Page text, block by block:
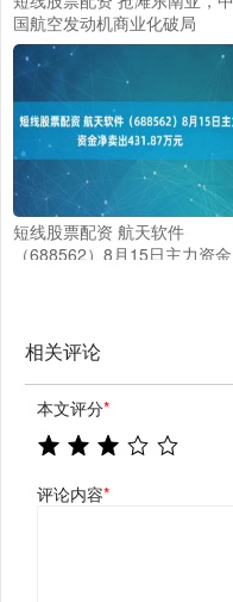
国航空发动机商业化破局
短线股票配资 航天软件
（688562）8月15日主力资金
相关评论
本文评分*
评论内容*